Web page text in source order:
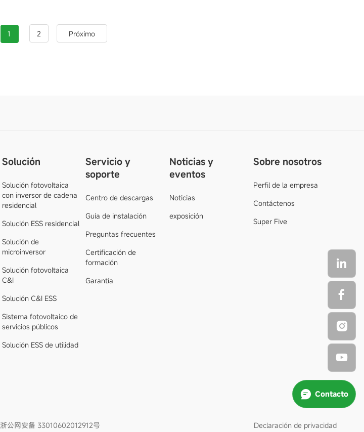
1 2 Próximo
Solución
Solución fotovoltaica
con inversor de cadena
residencial
Solución ESS residencial
Solución de
microinversor
Solución fotovoltaica
C&I
Solución C&I ESS
Sistema fotovoltaico de
servicios públicos
Solución ESS de utilidad
Servicio y
soporte
Centro de descargas
Guía de instalación
Preguntas frecuentes
Certificación de
formación
Garantía
Noticias y
eventos
Noticias
exposición
Sobre nosotros
Perfil de la empresa
Contáctenos
Super Five
Contacto
浙公网安备 33010602012912号 Declaración de privacidad